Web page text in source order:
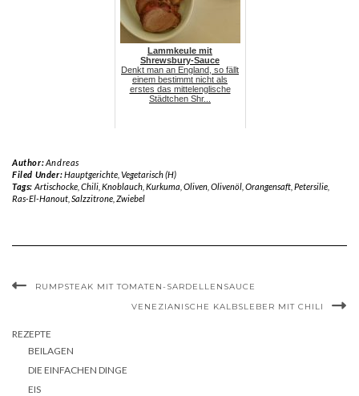
Lammkeule mit
Shrewsbury-Sauce
Denkt man an England, so fällt
einem bestimmt nicht als
erstes das mittelenglische
Städtchen Shr...
Author:Andreas
Filed Under:Hauptgerichte, Vegetarisch (H)
Tags: Artischocke, Chili, Knoblauch, Kurkuma Oliven, Olivenöl, Orangensaft, Petersilie,
Ras-El-Hanout Salzzitrone Zwiebel
RUMPSTEAK MIT TOMATEN-SARDELLENSAUCE
VENEZIANISCHE KALBSLEBER MIT CHILI
REZEPTE
BEILAGEN
DIE EINFACHEN DINGE
EIS